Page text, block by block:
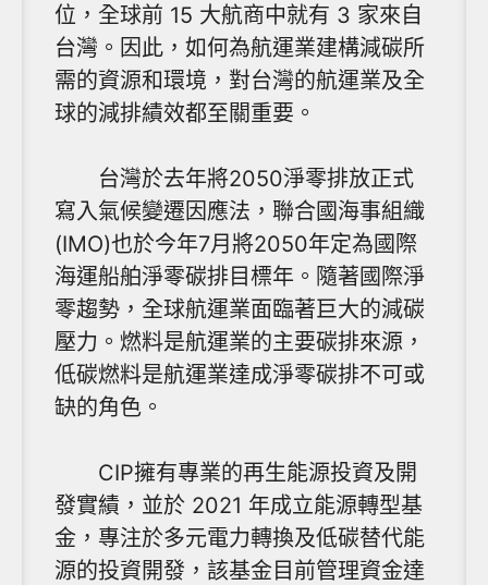
位，全球前 15 大航商中就有 3 家來自
台灣。因此，如何為航運業建構減碳所
需的資源和環境，對台灣的航運業及全
球的減排績效都至關重要。
台灣於去年將2050淨零排放正式
寫入氣候變遷因應法，聯合國海事組織
(IMO)也於今年7月將2050年定為國際
海運船舶淨零碳排目標年。隨著國際淨
零趨勢，全球航運業面臨著巨大的減碳
壓力。燃料是航運業的主要碳排來源，
低碳燃料是航運業達成淨零碳排不可或
缺的角色。
CIP擁有專業的再生能源投資及開
發實績，並於 2021 年成立能源轉型基
金，專注於多元電力轉換及低碳替代能
源的投資開發，該基金目前管理資金達